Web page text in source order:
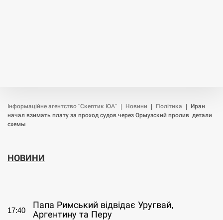
Інформаційне агентство "Скептик ЮА" Новини Політика
Иран
начал взимать плату за проход судов через Ормузский пролив: детали
схемы
НОВИНИ
17:40
Папа Римський відвідає Уругвай,
Аргентину та Перу